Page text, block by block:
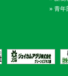
» 青年